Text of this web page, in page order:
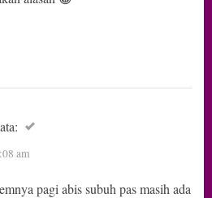
am
pagi abis subuh pas masih ada